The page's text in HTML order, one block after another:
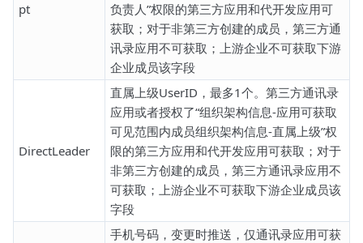
pt
负责人”权限的第三方应用和代开发应用可
获取；对于非第三方创建的成员，第三方通
讯录应用不可获取；上游企业不可获取下游
企业成员该字段
DirectLeader
直属上级UserID，最多1个。第三方通讯录
应用或者授权了“组织架构信息-应用可获取
可见范围内成员组织架构信息-直属上级”权
限的第三方应用和代开发应用可获取；对于
非第三方创建的成员，第三方通讯录应用不
可获取；上游企业不可获取下游企业成员该
字段
手机号码，变更时推送，仅通讯录应用可获